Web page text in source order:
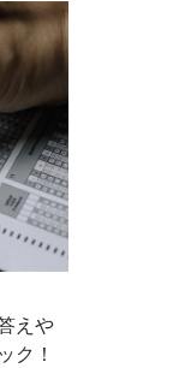
えや
ク！